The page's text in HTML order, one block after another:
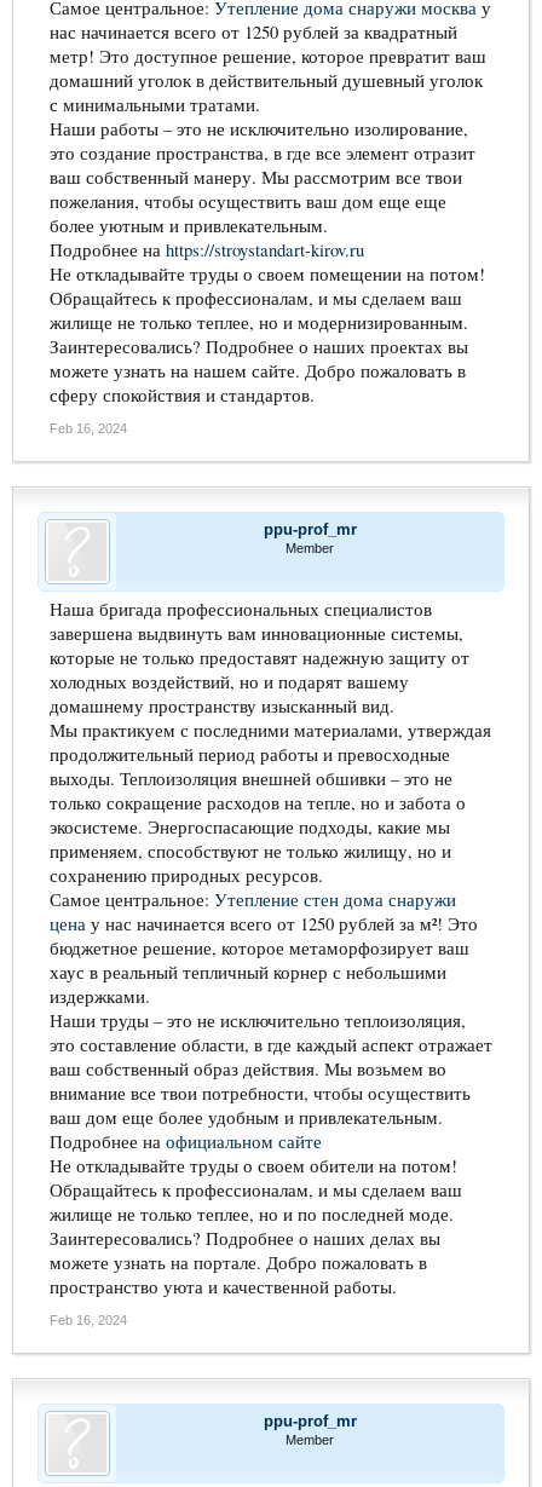
Самое центральное: Утепление дома снаружи москва у
нас начинается всего от 1250 рублей за квадратный
метр! Это доступное решение, которое превратит ваш
домашний уголок в действительный душевный уголок
с минимальными тратами.
Наши работы – это не исключительно изолирование,
это создание пространства, в где все элемент отразит
ваш собственный манеру. Мы рассмотрим все твои
пожелания, чтобы осуществить ваш дом еще еще
более уютным и привлекательным.
Подробнее на https://stroystandart-kirov.ru
Не откладывайте труды о своем помещении на потом!
Обращайтесь к профессионалам, и мы сделаем ваш
жилище не только теплее, но и модернизированным.
Заинтересовались? Подробнее о наших проектах вы
можете узнать на нашем сайте. Добро пожаловать в
сферу спокойствия и стандартов.
Feb 16, 2024
ppu-prof_mr
Member
Наша бригада профессиональных специалистов
завершена выдвинуть вам инновационные системы,
которые не только предоставят надежную защиту от
холодных воздействий, но и подарят вашему
домашнему пространству изысканный вид.
Мы практикуем с последними материалами, утверждая
продолжительный период работы и превосходные
выходы. Теплоизоляция внешней обшивки – это не
только сокращение расходов на тепле, но и забота о
экосистеме. Энергоспасающие подходы, какие мы
применяем, способствуют не только жилищу, но и
сохранению природных ресурсов.
Самое центральное: Утепление стен дома снаружи
цена у нас начинается всего от 1250 рублей за м²! Это
бюджетное решение, которое метаморфозирует ваш
хаус в реальный тепличный корнер с небольшими
издержками.
Наши труды – это не исключительно теплоизоляция,
это составление области, в где каждый аспект отражает
ваш собственный образ действия. Мы возьмем во
внимание все твои потребности, чтобы осуществить
ваш дом еще более удобным и привлекательным.
Подробнее на официальном сайте
Не откладывайте труды о своем обители на потом!
Обращайтесь к профессионалам, и мы сделаем ваш
жилище не только теплее, но и по последней моде.
Заинтересовались? Подробнее о наших делах вы
можете узнать на портале. Добро пожаловать в
пространство уюта и качественной работы.
Feb 16, 2024
ppu-prof_mr
Member